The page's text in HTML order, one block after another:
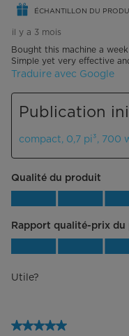
ÉCHANTILLON DU
il y a 3 mois
Bought this machine a
Simple yet very effective
Traduire avec Google
Publication
compact, 0,7 pi³, 700
Qualité du produit
Qualité du
Rapport qualité-prix du
Rapport
Utile?
5 étoile(s) sur 5.